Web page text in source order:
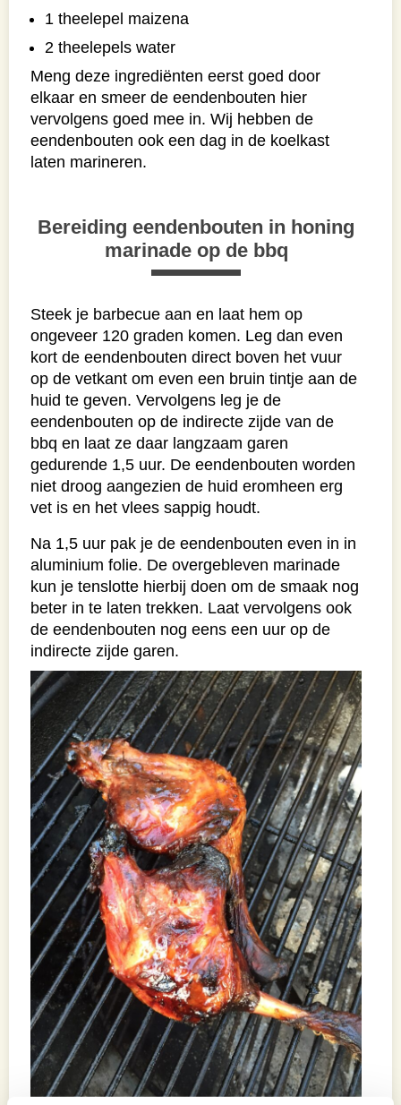
1 theelepel maizena
2 theelepels water
Meng deze ingrediënten eerst goed door
elkaar en smeer de eendenbouten hier
vervolgens goed mee in. Wij hebben de
eendenbouten ook een dag in de koelkast
laten marineren.
Bereiding eendenbouten in honing
marinade op de bbq
Steek je barbecue aan en laat hem op
ongeveer 120 graden komen. Leg dan even
kort de eendenbouten direct boven het vuur
op de vetkant om even een bruin tintje aan de
huid te geven. Vervolgens leg je de
eendenbouten op de indirecte zijde van de
bbq en laat ze daar langzaam garen
gedurende 1,5 uur. De eendenbouten worden
niet droog aangezien de huid eromheen erg
vet is en het vlees sappig houdt.
Na 1,5 uur pak je de eendenbouten even in in
aluminium folie. De overgebleven marinade
kun je tenslotte hierbij doen om de smaak nog
beter in te laten trekken. Laat vervolgens ook
de eendenbouten nog eens een uur op de
indirecte zijde garen.